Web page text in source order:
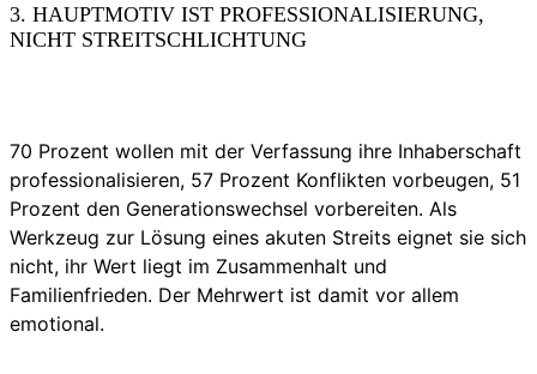
3. HAUPTMOTIV IST PROFESSIONALISIERUNG,
NICHT STREITSCHLICHTUNG
70 Prozent wollen mit der Verfassung ihre Inhaberschaft
professionalisieren, 57 Prozent Konflikten vorbeugen, 51
Prozent den Generationswechsel vorbereiten. Als
Werkzeug zur Lösung eines akuten Streits eignet sie sich
nicht, ihr Wert liegt im Zusammenhalt und
Familienfrieden. Der Mehrwert ist damit vor allem
emotional.